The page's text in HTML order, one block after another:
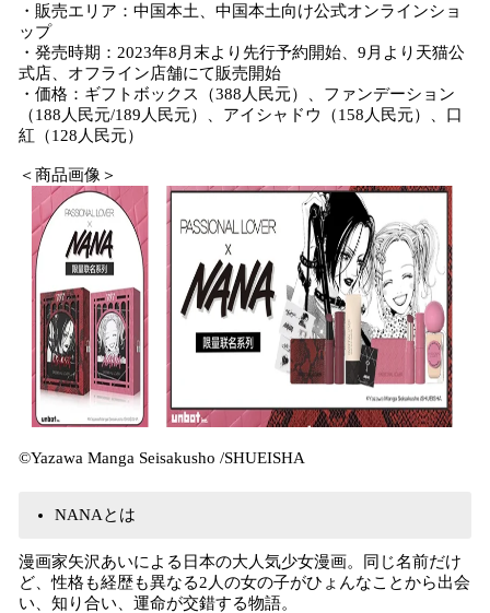
・販売エリア：中国本⼟、中国本⼟向け公式オンラインショ
ップ
・発売時期：2023年8⽉末より先行予約開始、9月より天猫公
式店、オフライン店舗にて販売開始
・価格：ギフトボックス（388人民元）、ファンデーション
（188人民元/189人民元）、アイシャドウ（158人民元）、口
紅（128人民元）
＜商品画像＞
©Yazawa Manga Seisakusho /SHUEISHA
NANAとは
漫画家矢沢あいによる日本の大人気少女漫画。同じ名前だけ
ど、性格も経歴も異なる2人の女の子がひょんなことから出会
い、知り合い、運命が交錯する物語。